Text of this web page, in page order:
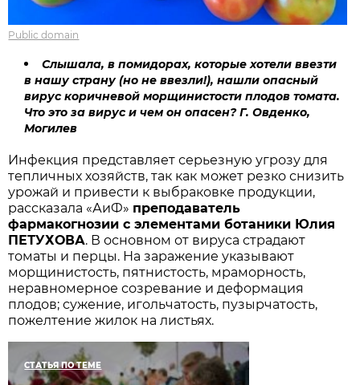
Public domain
Слышала, в помидорах, которые хотели ввезти
в нашу страну (но не ввезли!), нашли опасный
вирус коричневой морщинистости плодов томата.
Что это за вирус и чем он опасен? Г. Овденко,
Могилев
Инфекция представляет серьезную угрозу для
тепличных хозяйств, так как может резко снизить
урожай и привести к выбраковке продукции,
рассказала «АиФ» преподаватель
фармакогнозии с элементами ботаники Юлия
ПЕТУХОВА. В основном от вируса страдают
томаты и перцы. На заражение указывают
морщинистость, пятнистость, мраморность,
неравномерное созревание и деформация
плодов; сужение, игольчатость, пузырчатость,
пожелтение жилок на листьях.
СТАТЬЯ ПО ТЕМЕ